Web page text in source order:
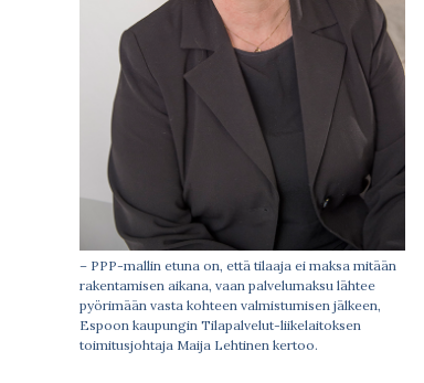
– PPP-mallin etuna on, että tilaaja ei maksa mitään
rakentamisen aikana, vaan palvelumaksu lähtee
pyörimään vasta kohteen valmistumisen jälkeen,
Espoon kaupungin Tilapalvelut-liikelaitoksen
toimitusjohtaja Maija Lehtinen kertoo.